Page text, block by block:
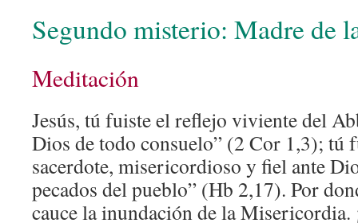
Segundo misterio: Madre de
Meditación
Jesús, tú fuiste el reflejo viviente del
Dios de todo consuelo” (2 Cor 1,3); tú
sacerdote, misericordioso y fiel ante
pecados del pueblo” (Hb 2,17). Por
cauce la inundación de la Misericordia.